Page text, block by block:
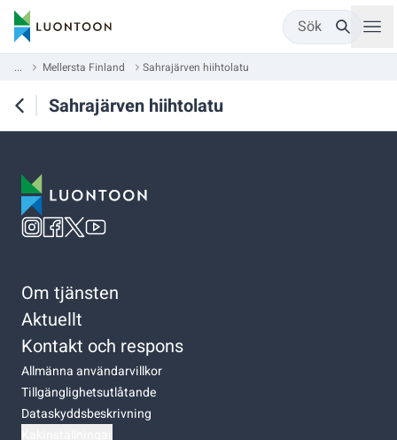
Sök
... Mellersta Finland Sahrajärven hiihtolatu
Sahrajärven hiihtolatu
Om tjänsten
Aktuellt
Kontakt och respons
Allmänna användarvillkor
Tillgänglighetsutlåtande
Dataskyddsbeskrivning